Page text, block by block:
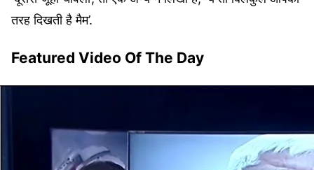
तरह दिखती है मैम’.
Featured Video Of The Day